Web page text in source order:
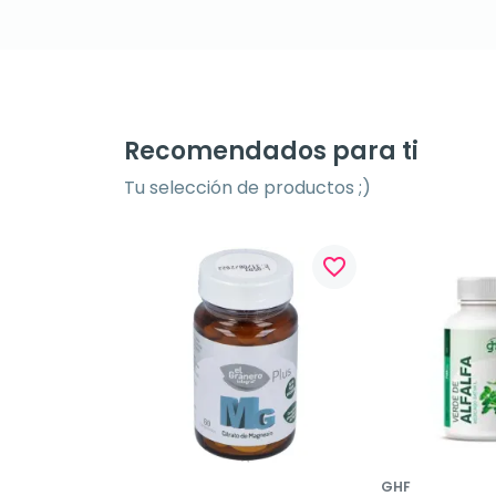
Recomendados para ti
Tu selección de productos ;)
favorite_border
GHF